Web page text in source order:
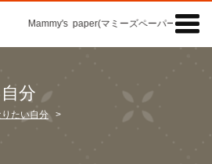
Mammy's paper(マミーズペーパー)の「記事

分
たい自分 >